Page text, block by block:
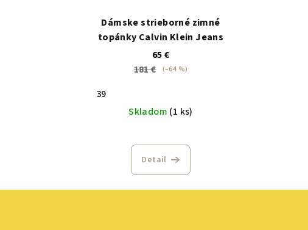
Dámske strieborné zimné
topánky Calvin Klein Jeans
65 €
181 €
(–64 %)
39
Skladom (1 ks)
Detail